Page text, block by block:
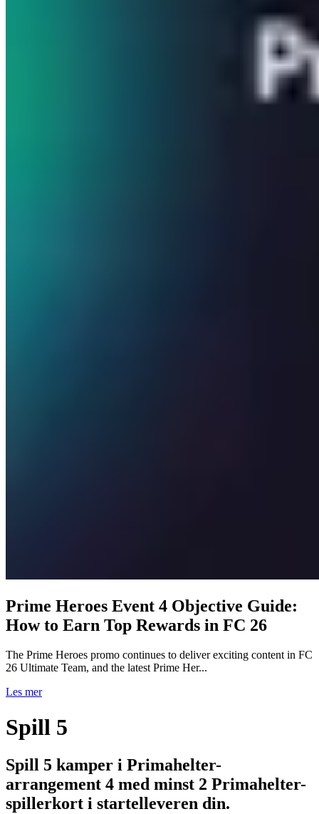
Prime Heroes Event 4 Objective Guide:
How to Earn Top Rewards in FC 26
The Prime Heroes promo continues to deliver exciting content in FC
26 Ultimate Team, and the latest Prime Her...
Les mer
Spill 5
Spill 5 kamper i Primahelter-
arrangement 4 med minst 2 Primahelter-
spillerkort i startelleveren din.